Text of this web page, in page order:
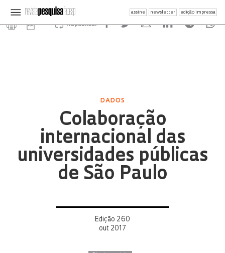
assine newsletter edição impressa
Republicar
DADOS
Colaboração
internacional das
universidades públicas
de São Paulo
Edição 260
out 2017